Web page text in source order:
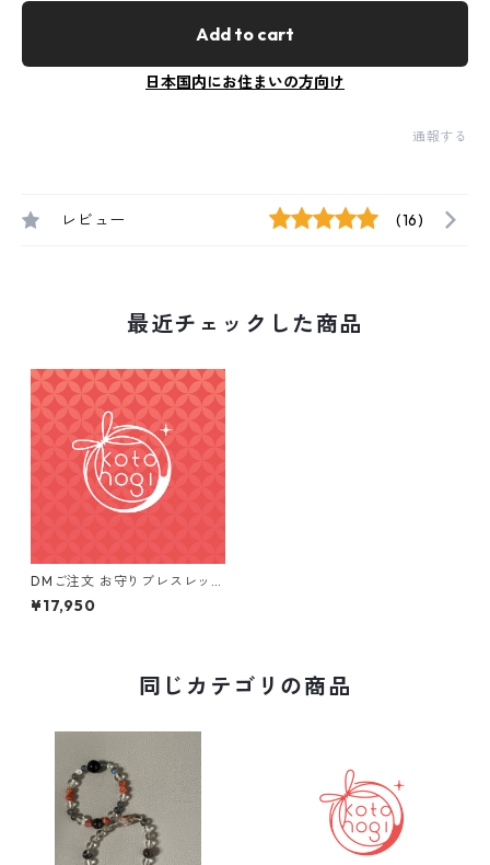
Add to cart
日本国内にお住まいの方向け
通報する
レビュー (16)
最近チェックした商品
DMご注文 お守りブレスレット
2点
¥17,950
同じカテゴリの商品